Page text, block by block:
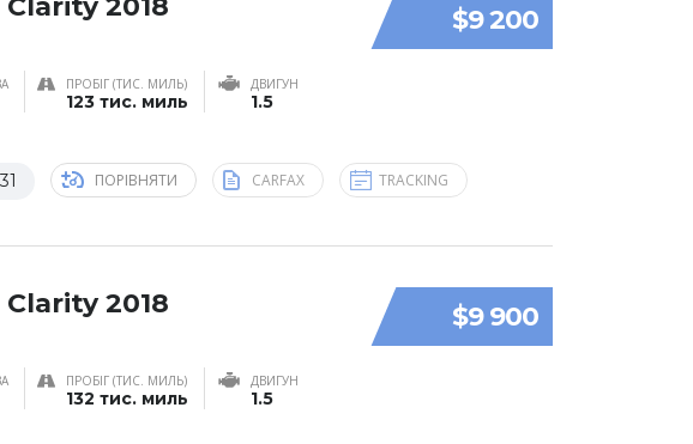
$9 200
2018
ПРОБІГ (ТИС. МИЛЬ)
123 тис. миль
ДВИГУН
1.5
ПОРІВНЯТИ CARFAX TRACKING
$9 900
2018
ПРОБІГ (ТИС. МИЛЬ)
132 тис. миль
ДВИГУН
1.5